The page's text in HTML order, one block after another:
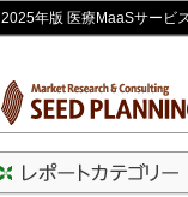
2025年版 医療MaaSサービ